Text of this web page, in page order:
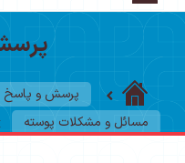
پرسش و پاسخ
مسائل و مشکلات پوسته